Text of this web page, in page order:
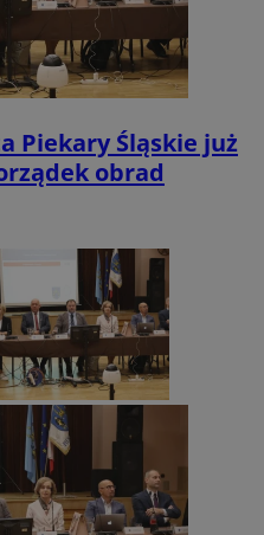
Piekary Śląskie już
obrad